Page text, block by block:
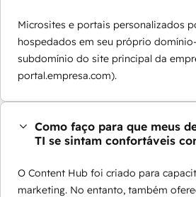
Microsites e portais personalizados
hospedados em seu próprio
subdomínio do site principal da
portal.empresa.com).
Como faço para que meus
TI se sintam confortáveis
O Content Hub foi criado para
marketing. No entanto, também